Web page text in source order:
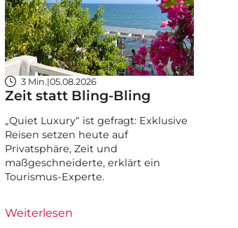
3 Min.|05.08.2026
Zeit statt Bling-Bling
„Quiet Luxury“ ist gefragt: Exklusive
Reisen setzen heute auf
Privatsphäre, Zeit und
maßgeschneiderte, erklärt ein
Tourismus-Experte.
Weiterlesen